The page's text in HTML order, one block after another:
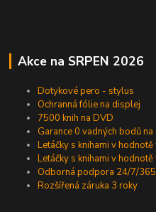
Akce na SRPEN 2026
Dotykové pero - stylus
Ochranná fólie na displej
7500 knih na DVD
Garance 0 vadných bodů
Letáčky s knihami v
Letáčky s knihami v
Odborná podpora 24/7/365
Rozšířená záruka 3 roky